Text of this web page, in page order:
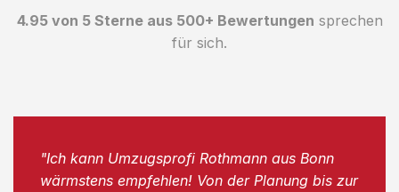
4.95 von 5 Sterne aus 500+ Bewertungen sprechen
für sich.
"Ich kann Umzugsprofi Rothmann aus Bonn
wärmstens empfehlen! Von der Planung bis zur